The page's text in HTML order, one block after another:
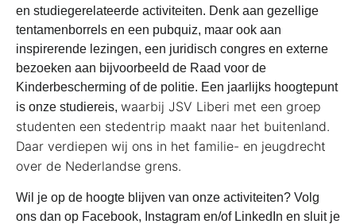
en studiegerelateerde activiteiten. Denk aan gezellige
tentamenborrels en een pubquiz, maar ook aan
inspirerende lezingen, een juridisch congres en externe
bezoeken aan bijvoorbeeld de Raad voor de
Kinderbescherming of de politie. Een jaarlijks hoogtepunt
is onze studiereis, waarbij JSV Liberi met een groep
studenten een stedentrip maakt naar het buitenland.
Daar verdiepen wij ons in het familie- en jeugdrecht
over de Nederlandse grens.
Wil je op de hoogte blijven van onze activiteiten? Volg
ons dan op Facebook, Instagram en/of LinkedIn en sluit je